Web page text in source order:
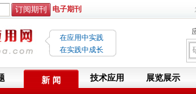
电子期刊
在应用中实践
在实践中成长
新 闻 技术应用 展览展示